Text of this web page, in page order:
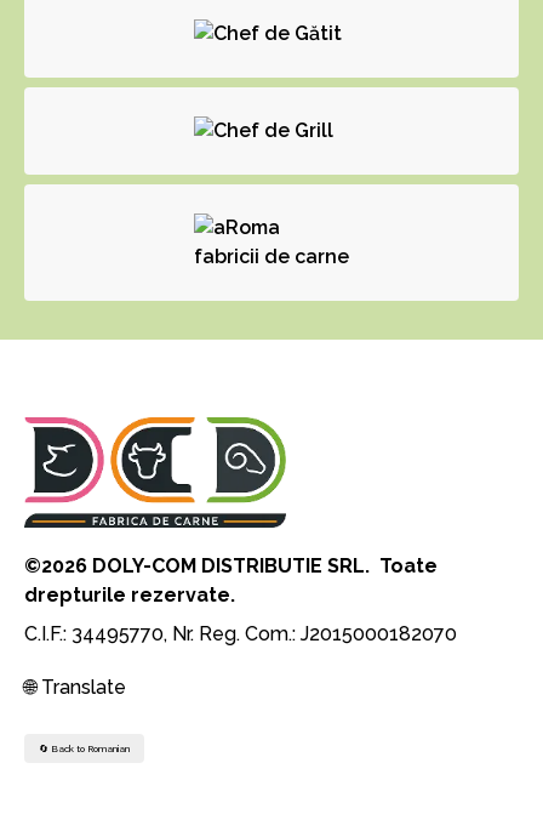
©2026 DOLY-COM DISTRIBUTIE SRL. Toate
drepturile rezervate.
C.I.F.: 34495770, Nr. Reg. Com.: J2015000182070
🌐 Translate
🔄 Back to Romanian